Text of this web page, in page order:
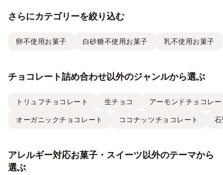
さらにカテゴリーを絞り込む
卵不使用お菓子 白砂糖不使用お菓子 乳不使用お菓子
チョコレート詰め合わせ以外のジャンルから選ぶ
トリュフチョコレート 生チョコ アーモンドチョコレ
オーガニックチョコレート ココナッツチョコレート
アレルギー対応お菓子・スイーツ以外のテーマから
選ぶ